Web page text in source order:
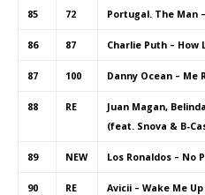
85 72 Portugal. The Man
86 87 Charlie Puth – How
87 100 Danny Ocean – Me
88 RE
Juan Magan,
(feat. Snova & B-
89 NEW Los Ronaldos – No
90 RE Avicii – Wake Me